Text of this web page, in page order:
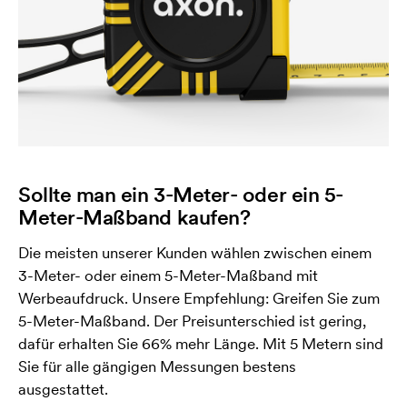
Sollte man ein 3-Meter- oder ein 5-
Meter-Maßband kaufen?
Die meisten unserer Kunden wählen zwischen einem
3-Meter- oder einem 5-Meter-Maßband mit
Werbeaufdruck. Unsere Empfehlung: Greifen Sie zum
5-Meter-Maßband. Der Preisunterschied ist gering,
dafür erhalten Sie 66% mehr Länge. Mit 5 Metern sind
Sie für alle gängigen Messungen bestens
ausgestattet.